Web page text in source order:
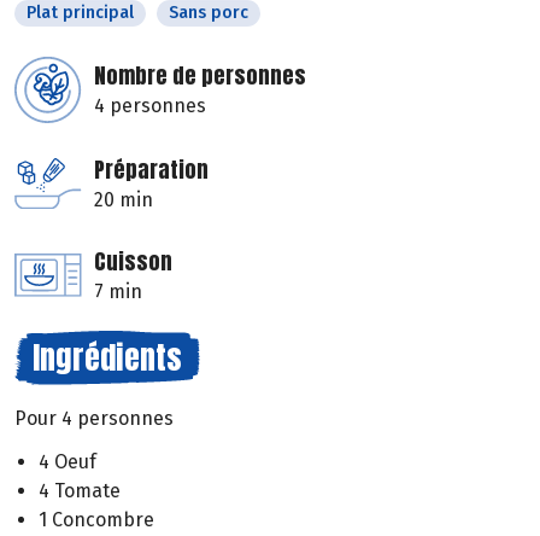
Plat principal Sans porc
Nombre de personnes
4 personnes
Préparation
20 min
Cuisson
7 min
Ingrédients
Pour 4 personnes
4 Oeuf
4 Tomate
1 Concombre